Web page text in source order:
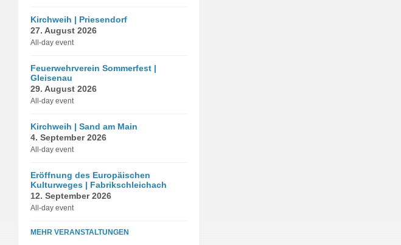
Kirchweih | Priesendorf
27. August 2026
All-day event
Feuerwehrverein Sommerfest |
Gleisenau
29. August 2026
All-day event
Kirchweih | Sand am Main
4. September 2026
All-day event
Eröffnung des Europäischen
Kulturweges | Fabrikschleichach
12. September 2026
All-day event
MEHR VERANSTALTUNGEN